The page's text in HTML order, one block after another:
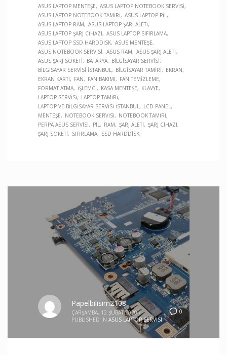
ASUS LAPTOP MENTEŞE
ASUS LAPTOP NOTEBOOK SERVISI
ASUS LAPTOP NOTEBOOK TAMIRI
ASUS LAPTOP PIL
ASUS LAPTOP RAM
ASUS LAPTOP ŞARJ ALETI
ASUS LAPTOP ŞARJ CIHAZI
ASUS LAPTOP SIFIRLAMA
ASUS LAPTOP SSD HARDDISK ASUS MENTEŞE
ASUS NOTEBOOK SERVISI
ASUS RAM
ASUS ŞARJ ALETI
ASUS ŞARJ SOKETI
BATARYA
BILGISAYAR SERVISI
BILGISAYAR SERVISI İSTANBUL
BILGISAYAR TAMIRI
EKRAN
EKRAN KARTI
FAN FAN BAKIMI
FAN TEMIZLEME
FORMAT ATMA
İŞLEMCI KASA MENTEŞE
KLAVYE
LAPTOP SERVISI
LAPTOP TAMIRI
LAPTOP VE BILGISAYAR SERVISI İSTANBUL
LCD PANEL
MENTEŞE
NOTEBOOK SERVISI
NOTEBOOK TAMIRI
PERPA ASUS SERVISI
PIL RAM ŞARJ ALETI
ŞARJ CIHAZI
ŞARJ SOKETI
SIFIRLAMA SSD HARDDISK
0
Papelbilisim2108
ÇARŞAMBA, 12 ŞUBAT 2020 /
PUBLISHED IN ASUS LAPTOP SERVISI